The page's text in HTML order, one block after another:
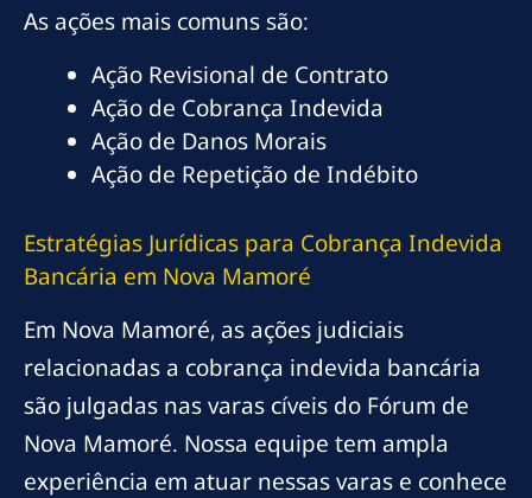
As ações mais comuns são:
Ação Revisional de Contrato
Ação de Cobrança Indevida
Ação de Danos Morais
Ação de Repetição de Indébito
Estratégias Jurídicas para Cobrança Indevida
Bancária em Nova Mamoré
Em Nova Mamoré, as ações judiciais
relacionadas a cobrança indevida bancária
são julgadas nas varas cíveis do Fórum de
Nova Mamoré. Nossa equipe tem ampla
experiência em atuar nessas varas e conhece